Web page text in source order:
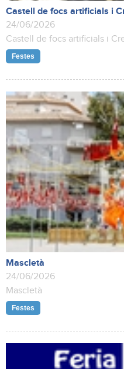
Castell de focs artificials i
24/06/2026
Castell de focs artificials i
Festes
Mascletà
24/06/2026
Mascletà
Festes